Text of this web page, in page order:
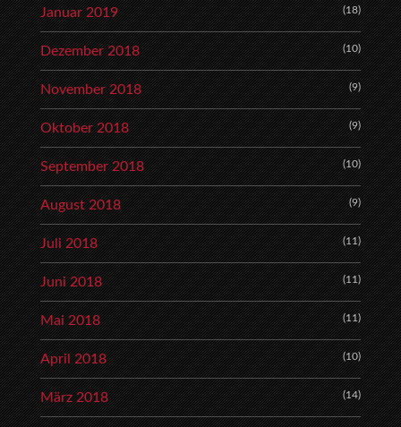
Januar 2019 (18)
Dezember 2018 (10)
November 2018 (9)
Oktober 2018 (9)
September 2018 (10)
August 2018 (9)
Juli 2018 (11)
Juni 2018 (11)
Mai 2018 (11)
April 2018 (10)
März 2018 (14)